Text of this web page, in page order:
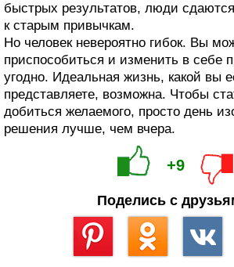
быстрых результатов, люди
к старым привычкам.
Но человек невероятно гибок. Вы
приспособиться и изменить в себе
угодно. Идеальная жизнь, какой вы
представляете, возможна. Чтобы
добиться желаемого, просто день
решения лучше, чем вчера.
+9
Поделись с